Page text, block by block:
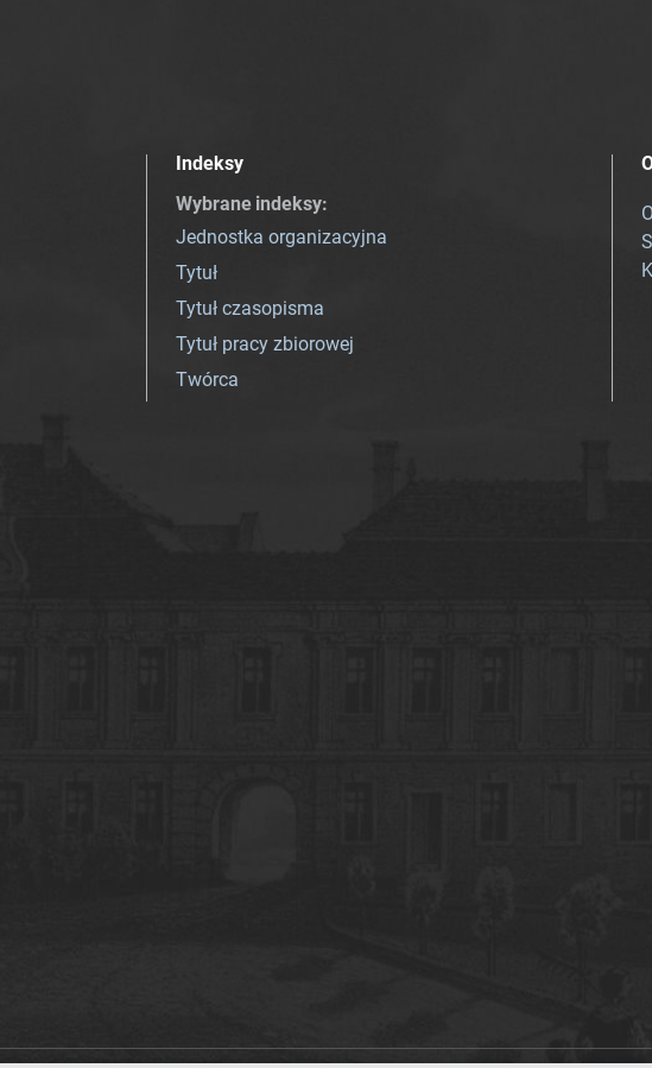
Indeksy
Wybrane indeksy:
Jednostka organizacyjna
Tytuł
Tytuł czasopisma
Tytuł pracy zbiorowej
Twórca